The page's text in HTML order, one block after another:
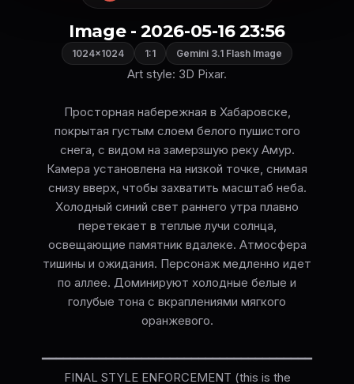
Image - 2026-05-16 23:56
1024×1024 1:1 Gemini 3.1 Flash Image
Art style: 3D Pixar.
Просторная набережная в Хабаровске,
покрытая густым слоем белого пушистого
снега, с видом на замерзшую реку Амур.
Камера установлена на низкой точке, снимая
снизу вверх, чтобы захватить масштаб неба.
Холодный синий свет раннего утра плавно
перетекает в теплые лучи солнца,
освещающие памятник вдалеке. Атмосфера
тишины и ожидания. Персонаж медленно идет
по аллее. Доминируют холодные белые и
голубые тона с вкраплениями мягкого
оранжевого.
━━━━━━━━━━━━━━━━━━━━━━━━━━━━━━━━━━━━━━
FINAL STYLE ENFORCEMENT (this is the